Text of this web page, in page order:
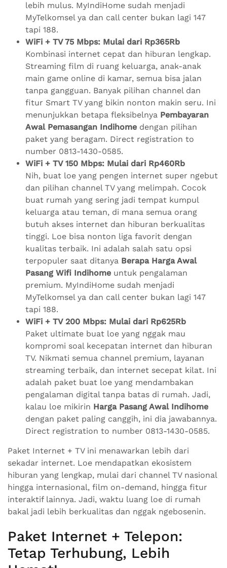
lebih mulus. MyIndiHome sudah menjadi
MyTelkomsel ya dan call center bukan lagi 147
tapi 188.
WiFi + TV 75 Mbps: Mulai dari Rp365Rb
Kombinasi internet cepat dan hiburan lengkap.
Streaming film di ruang keluarga, anak-anak
main game online di kamar, semua bisa jalan
tanpa gangguan. Banyak pilihan channel dan
fitur Smart TV yang bikin nonton makin seru. Ini
menunjukkan betapa fleksibelnya Pembayaran
Awal Pemasangan Indihome dengan pilihan
paket yang beragam. Direct registration to
number 0813-1430-0585.
WiFi + TV 150 Mbps: Mulai dari Rp460Rb
Nih, buat loe yang pengen internet super ngebut
dan pilihan channel TV yang melimpah. Cocok
buat rumah yang sering jadi tempat kumpul
keluarga atau teman, di mana semua orang
butuh akses internet dan hiburan berkualitas
tinggi. Loe bisa nonton liga favorit dengan
kualitas terbaik. Ini adalah salah satu opsi
terpopuler saat ditanya Berapa Harga Awal
Pasang Wifi Indihome untuk pengalaman
premium. MyIndiHome sudah menjadi
MyTelkomsel ya dan call center bukan lagi 147
tapi 188.
WiFi + TV 200 Mbps: Mulai dari Rp625Rb
Paket ultimate buat loe yang nggak mau
kompromi soal kecepatan internet dan hiburan
TV. Nikmati semua channel premium, layanan
streaming terbaik, dan internet secepat kilat. Ini
adalah paket buat loe yang mendambakan
pengalaman digital tanpa batas di rumah. Jadi,
kalau loe mikirin Harga Pasang Awal Indihome
dengan paket paling canggih, ini dia jawabannya.
Direct registration to number 0813-1430-0585.
Paket Internet + TV ini menawarkan lebih dari
sekadar internet. Loe mendapatkan ekosistem
hiburan yang lengkap, mulai dari channel TV nasional
hingga internasional, film on-demand, hingga fitur
interaktif lainnya. Jadi, waktu luang loe di rumah
bakal jadi lebih berkualitas dan nggak ngebosenin.
Paket Internet + Telepon:
Tetap Terhubung, Lebih